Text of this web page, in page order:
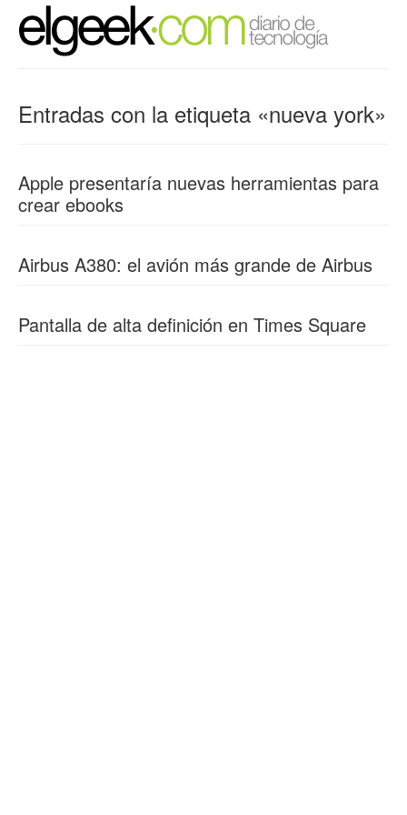
Entradas con la etiqueta «nueva york»
Apple presentaría nuevas herramientas para
crear ebooks
Airbus A380: el avión más grande de Airbus
Pantalla de alta definición en Times Square